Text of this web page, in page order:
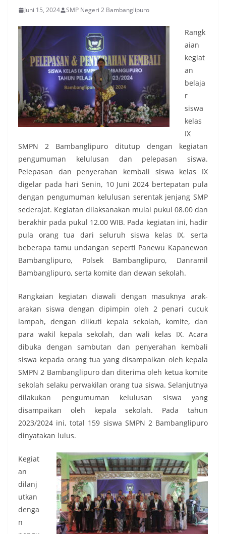
Juni 15, 2024 SMP Negeri 2 Bambanglipuro
Rangk
aian
kegiat
an
belaja
r
siswa
kelas
IX
SMPN 2 Bambanglipuro ditutup dengan kegiatan
pengumuman kelulusan dan pelepasan siswa.
Pelepasan dan penyerahan kembali siswa kelas IX
digelar pada hari Senin, 10 Juni 2024 bertepatan pula
dengan pengumuman kelulusan serentak jenjang SMP
sederajat. Kegiatan dilaksanakan mulai pukul 08.00 dan
berakhir pada pukul 12.00 WIB. Pada kegiatan ini, hadir
pula orang tua dari seluruh siswa kelas IX, serta
beberapa tamu undangan seperti Panewu Kapanewon
Bambanglipuro, Polsek Bambanglipuro, Danramil
Bambanglipuro, serta komite dan dewan sekolah.
Rangkaian kegiatan diawali dengan masuknya arak-
arakan siswa dengan dipimpin oleh 2 penari cucuk
lampah, dengan diikuti kepala sekolah, komite, dan
para wakil kepala sekolah, dan wali kelas IX. Acara
dibuka dengan sambutan dan penyerahan kembali
siswa kepada orang tua yang disampaikan oleh kepala
SMPN 2 Bambanglipuro dan diterima oleh ketua komite
sekolah selaku perwakilan orang tua siswa. Selanjutnya
dilakukan pengumuman kelulusan siswa yang
disampaikan oleh kepala sekolah. Pada tahun
2023/2024 ini, total 159 siswa SMPN 2 Bambanglipuro
dinyatakan lulus.
Kegiat
an
dilanj
utkan
denga
n